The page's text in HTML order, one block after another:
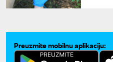
Preuzmite mobilnu aplikaciju: